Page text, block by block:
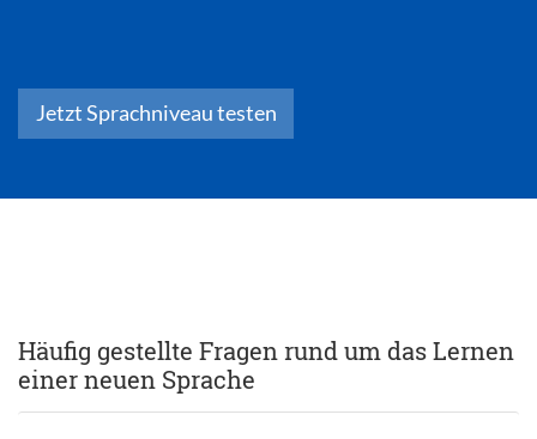
Jetzt Sprachniveau testen
Häufig gestellte Fragen rund um das Lernen
einer neuen Sprache